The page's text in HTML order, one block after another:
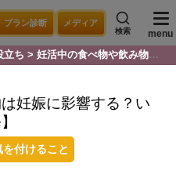
プラン診断 メディア
検索 menu
立ち 妊活中の食べ物や飲み物は妊娠に影響する？いい食べ物は？【医師監修】
妊娠に影響する？い
を付けること